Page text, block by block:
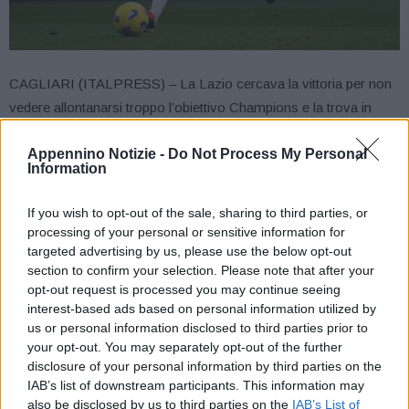
Appennino Notizie - Do Not Process My Personal
Information
If you wish to opt-out of the sale, sharing to third parties, or
processing of your personal or sensitive information for
targeted advertising by us, please use the below opt-out
section to confirm your selection. Please note that after your
opt-out request is processed you may continue seeing
interest-based ads based on personal information utilized by
us or personal information disclosed to third parties prior to
your opt-out. You may separately opt-out of the further
disclosure of your personal information by third parties on the
IAB’s list of downstream participants. This information may
also be disclosed by us to third parties on the IAB’s List of
CAGLIARI (ITALPRESS) – La Lazio cercava la vittoria per non
vedere allontanarsi troppo l’obiettivo Champions e la trova in
biancocelesti trionfano nel segno di Immobile, che festeggia i
200 gol in Serie A in una gara tenuta viva fino all’ultimo dagli
La sconfitta non rispecchia l’atteggiamento dei sardi, che
avevano accusato il colpo del vantaggio laziale quasi alla
mezzora. Al 26′ sugli sviluppi di una punizione, il cross in mezzo
di Isaksen viene lisciato da Azzi e poi sfortunatamente spedito in
rete da Deiola. Sotto a causa di un autogol, il Cagliari cerca di
reagire nel finale di primo tempo con Lapadula e torna agguerrito
in campo nella ripresa. Eppure la Lazio colpisce al primo affondo
utile e celebra un nuovo record di Immobile, che al 49′ sigla lo 0-